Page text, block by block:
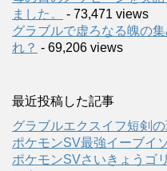
ました。
- 73,471 views
グラブルで虚ろなる魄の
れ？ - 69,206 views
最近投稿した記事
グラブルエクスイフ短剣
ポケモンSV最強イーブイ
ポケモンSVさいきょうゴ